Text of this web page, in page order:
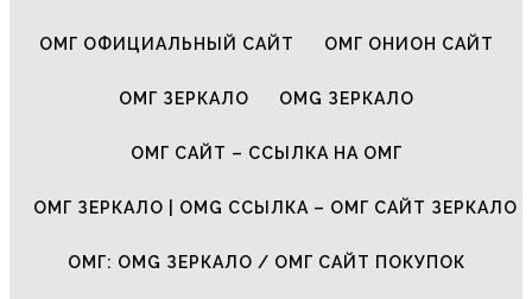
ОМГ ОФИЦИАЛЬНЫЙ САЙТ ОМГ ОНИОН САЙТ
ОМГ ЗЕРКАЛО OMG ЗЕРКАЛО
ОМГ САЙТ – ССЫЛКА НА ОМГ
ОМГ ЗЕРКАЛО | OMG ССЫЛКА – ОМГ САЙТ ЗЕРКАЛО
ОМГ: OMG ЗЕРКАЛО / ОМГ САЙТ ПОКУПОК